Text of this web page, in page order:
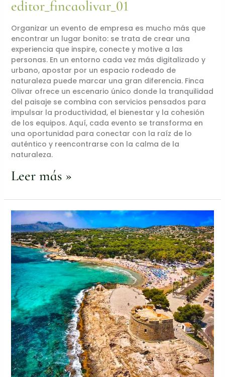
editor_fincaolivar_01
Organizar un evento de empresa es mucho más que
encontrar un lugar bonito: se trata de crear una
experiencia que inspire, conecte y motive a las
personas. En un entorno cada vez más digitalizado y
urbano, apostar por un espacio rodeado de
naturaleza puede marcar una gran diferencia. Finca
Olivar ofrece un escenario único donde la tranquilidad
del paisaje se combina con servicios pensados para
impulsar la productividad, el bienestar y la cohesión
de los equipos. Aquí, cada evento se transforma en
una oportunidad para conectar con la raíz de lo
auténtico y reencontrarse con la calma de la
naturaleza.
Leer más »
Moraira:
el
tesoro
escondido
de
la
Costa
Blanca